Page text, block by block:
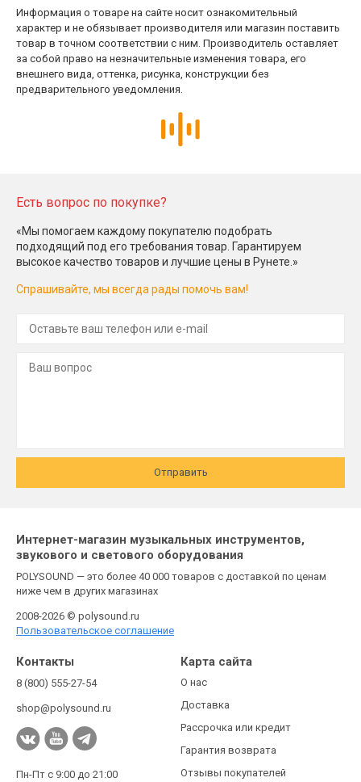
Информация о товаре на сайте носит ознакомительный
характер и не обязывает производителя или магазин поставить
товар в точном соответствии с ним. Производитель оставляет
за собой право на незначительные изменения товара, его
внешнего вида, оттенка, рисунка, конструкции без
предварительного уведомления.
Есть вопрос по покупке?
«Мы помогаем каждому покупателю подобрать
подходящий под его требования товар. Гарантируем
высокое качество товаров и лучшие цены в Рунете.»
Спрашивайте, мы всегда рады помочь вам!
Отправить
Интернет-магазин музыкальных инструментов,
звукового и светового оборудования
POLYSOUND — это более 40 000 товаров с доставкой по ценам
ниже чем в других магазинах
2008-2026 © polysound.ru
Пользовательское соглашение
Контакты
8 (800) 555-27-54
shop@polysound.ru
Пн-Пт с 9:00 до 21:00
Карта сайта
О нас
Доставка
Рассрочка или кредит
Гарантия возврата
Отзывы покупателей